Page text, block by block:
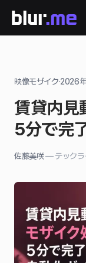
映像モザイク·2026
賃貸内見
5分で完
佐藤美咲—テック